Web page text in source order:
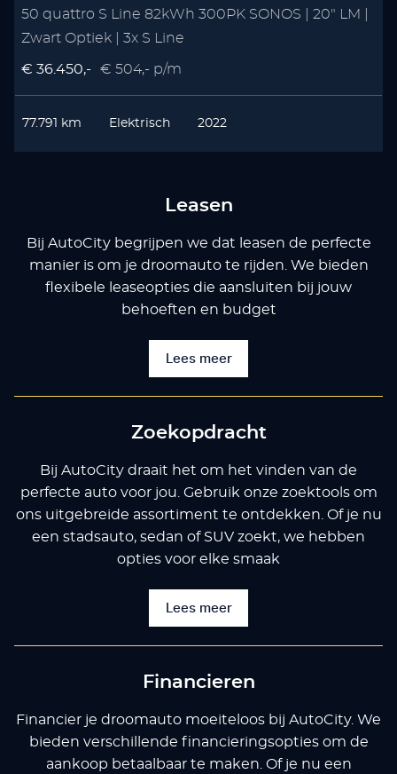
50 quattro S Line 82kWh 300PK SONOS | 20" LM |
Zwart Optiek | 3x S Line
€ 36.450,- € 504,- p/m
77.791 km Elektrisch 2022
Leasen
Bij AutoCity begrijpen we dat leasen de perfecte
manier is om je droomauto te rijden. We bieden
flexibele leaseopties die aansluiten bij jouw
behoeften en budget
Lees meer
Zoekopdracht
Bij AutoCity draait het om het vinden van de
perfecte auto voor jou. Gebruik onze zoektools om
ons uitgebreide assortiment te ontdekken. Of je nu
een stadsauto, sedan of SUV zoekt, we hebben
opties voor elke smaak
Lees meer
Financieren
Financier je droomauto moeiteloos bij AutoCity. We
bieden verschillende financieringsopties om de
aankoop betaalbaar te maken. Of je nu een